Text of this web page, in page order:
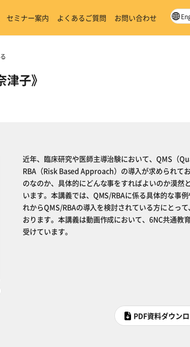
セミナー案内 よくあるご質問 お問い合わせ
子》
近年、臨床研究や医師主導治験において、QMS（
RBA（Risk Based Approach）の導入が求められて
のなのか、具体的にどんな事をすればよいのか漠然
います。本講義では、QMS/RBAに係る具体的な事
れからQMS/RBAの導入を検討されている方にとっ
おります。本講義は動画作成において、6NC共通教
受けています。
PDF資料ダウン